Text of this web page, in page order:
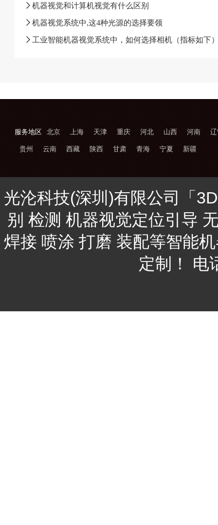
机器视觉和计算机视觉有什么区别
机器视觉系统中,这4种光源的选择要领
工业智能机器视觉系统中，如何选择相机（指标如下
服务地区 北京 上海 天津 重庆 河北 山西 河南
贵州 云南 西藏 陕西 甘肃 青海 宁夏 新疆
光沦科技(深圳)有限公司「
别 检测 机器视觉定位引导
焊接 喷涂 打磨 装配等智能
定制！ 电